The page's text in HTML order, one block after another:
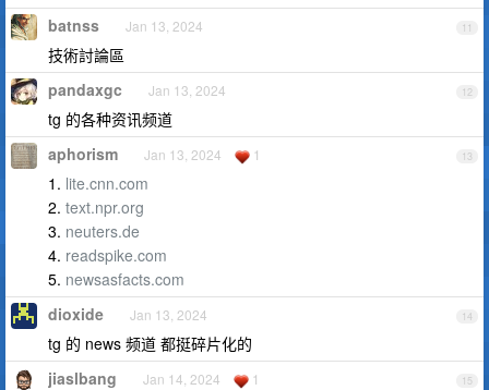
11
batnss Jan 13, 2024
技術討論區
12
pandaxgc Jan 13, 2024
tg 的各种资讯频道
13
aphorism Jan 13, 2024 1
1. lite.cnn.com
2. text.npr.org
3. neuters.de
4. readspike.com
5. newsasfacts.com
14
dioxide Jan 13, 2024
tg 的 news 频道 都挺碎片化的
15
jiaslbang Jan 14, 2024 1